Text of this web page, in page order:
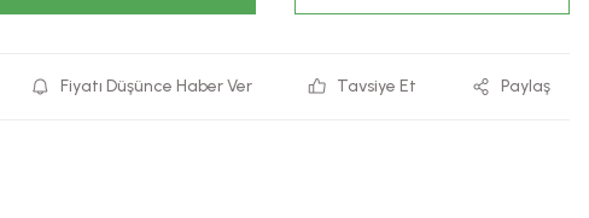
Fiyatı Düşünce Haber Ver Tavsiye Et Paylaş